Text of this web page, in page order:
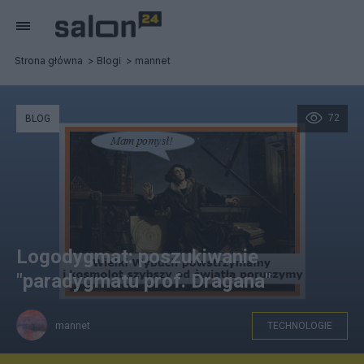
Strona główna Blogi mannet
72
BLOG
Logodygmat: poszukiwanie
"paradygmatu prof. Dragana"
mannet TECHNOLOGIE